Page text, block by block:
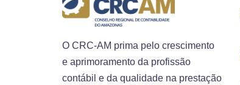
O CRC-AM prima pelo crescimento
e aprimoramento da profissão
contábil e da qualidade na prestação